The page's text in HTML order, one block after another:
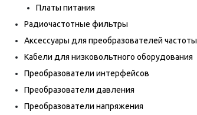
Платы питания
Радиочастотные фильтры
Аксессуары для преобразователей частоты
Кабели для низковольтного оборудования
Преобразователи интерфейсов
Преобразователи давления
Преобразователи напряжения